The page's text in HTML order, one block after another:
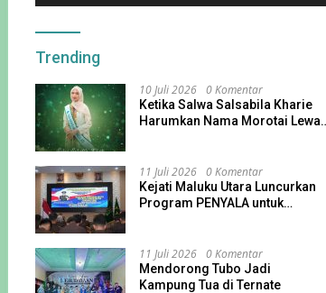
Trending
10 Juli 2026 0 Komentar
Ketika Salwa Salsabila Kharie
Harumkan Nama Morotai Lewat
11 Juli 2026 0 Komentar
Kejati Maluku Utara Luncurkan
Program PENYALA untuk
11 Juli 2026 0 Komentar
Mendorong Tubo Jadi
Kampung Tua di Ternate